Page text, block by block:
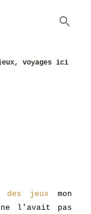
voyages ici
des jeux mon
ne l'avait pas